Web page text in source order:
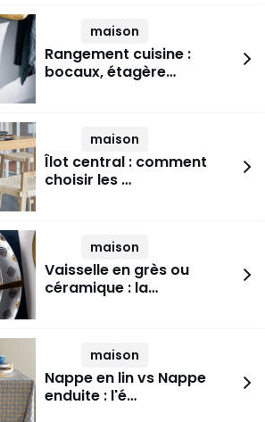
maison
Rangement cuisine :
bocaux, étagère…
maison
Îlot central : comment
choisir les …
maison
Vaisselle en grès ou
céramique : la…
maison
Nappe en lin vs Nappe
enduite : l'é…